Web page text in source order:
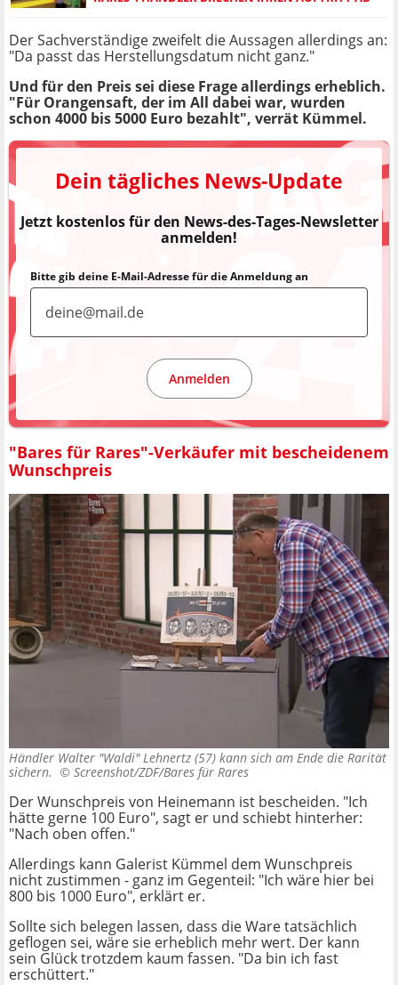
Der Sachverständige zweifelt die Aussagen allerdings an:
"Da passt das Herstellungsdatum nicht ganz."
Und für den Preis sei diese Frage allerdings erheblich.
"Für Orangensaft, der im All dabei war, wurden
schon 4000 bis 5000 Euro bezahlt", verrät Kümmel.
Dein tägliches News-Update
Jetzt kostenlos für den News-des-Tages-Newsletter
anmelden!
Bitte gib deine E-Mail-Adresse für die Anmeldung an
Anmelden
"Bares für Rares"-Verkäufer mit bescheidenem
Wunschpreis
Händler Walter "Waldi" Lehnertz (57) kann sich am Ende die Rarität
sichern. © Screenshot/ZDF/Bares für Rares
Der Wunschpreis von Heinemann ist bescheiden. "Ich
hätte gerne 100 Euro", sagt er und schiebt hinterher:
"Nach oben offen."
Allerdings kann Galerist Kümmel dem Wunschpreis
nicht zustimmen - ganz im Gegenteil: "Ich wäre hier bei
800 bis 1000 Euro", erklärt er.
Sollte sich belegen lassen, dass die Ware tatsächlich
geflogen sei, wäre sie erheblich mehr wert. Der kann
sein Glück trotzdem kaum fassen. "Da bin ich fast
erschüttert."